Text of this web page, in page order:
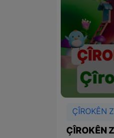
ÇÎROKÊN
ÇÎROKÊN